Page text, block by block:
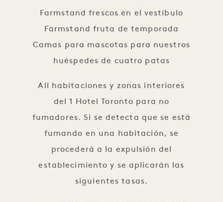
Farmstand frescos en el vestíbulo
Farmstand fruta de temporada
Camas para mascotas para nuestros
huéspedes de cuatro patas
All habitaciones y zonas interiores
del 1 Hotel Toronto para no
fumadores. Si se detecta que se está
fumando en una habitación, se
procederá a la expulsión del
establecimiento y se aplicarán las
siguientes tasas.